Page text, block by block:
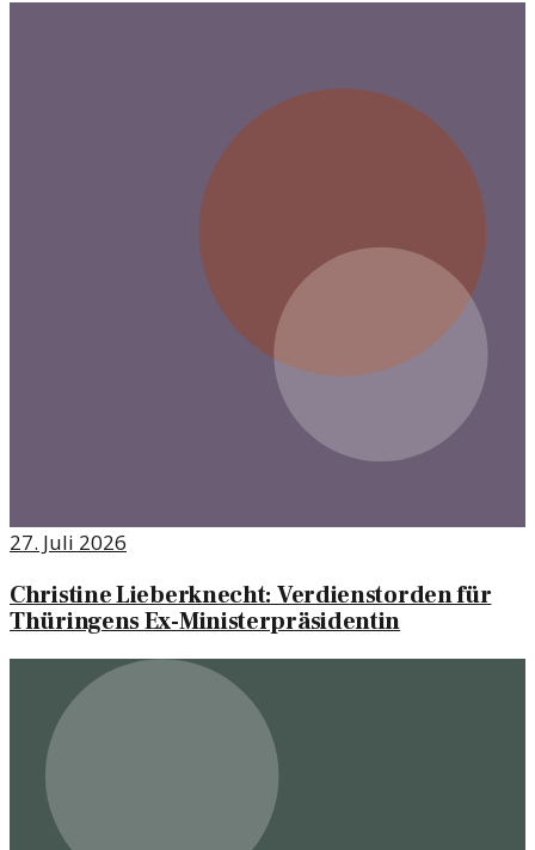
27. Juli 2026
Christine Lieberknecht: Verdienstorden für
Thüringens Ex-Ministerpräsidentin